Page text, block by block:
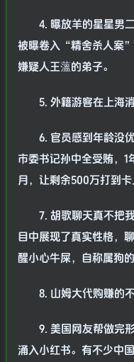
4. 曝放羊的星星男
被曝卷入“精舍杀人案”
嫌疑人王薀的弟子。
5. 外籍游客在上海
6. 官员感到年龄没
市委书记孙中全受贿，1
月，让剩余500万打到卡
7. 胡歌聊天真不把
目中展现了真实性格，
醒小心牛屎，自称属狗的
8. 山姆大代购赚的
9. 美国网友帮做完
涌入小红书。有不少中